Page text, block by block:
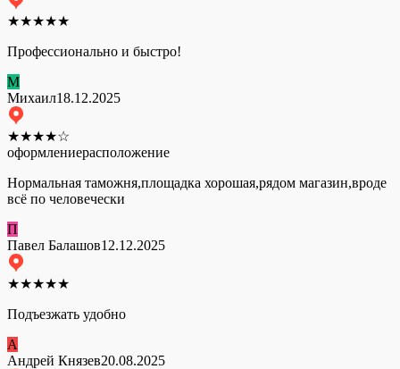
★★★★★
Профессионально и быстро!
М
Михаил18.12.2025
★★★★☆
оформлениерасположение
Нормальная таможня,площадка хорошая,рядом магазин,вроде
всё по человечески
П
Павел Балашов12.12.2025
★★★★★
Подъезжать удобно
А
Андрей Князев20.08.2025